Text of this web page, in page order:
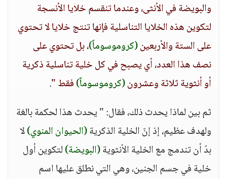
والبويضة في الأنثى، وعندما تنقسم خلايا الأنسجة
لتكوين هذه الخلايا التناسلية فإنها تنتج خلايا لا تحتوي
على الستة والأربعين(كروموسوماً)، بل تحتوي على
نصف هذا العدد، أي يصبح في كل خلية تناسلية ذكرية
أو أنثوية ثلاثة وعشرون(كروموسوماً)فقط ".
ثم بين لماذا يحدث ذلك، فقال: " يحدث هذا لحكمة بالغة
ولهدف عظيم، إذ إنّ الخلية الذكرية(الحيوان المنوي)لا
بدّ أن تندمج مع الخلية الأنثوية(البويضة)لتكوين أول
خلية في جسم الجنين، وهي التي نطلق عليها اسم